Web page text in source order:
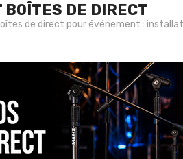
BOÎTES DE DIRECT
de direct pour événement :